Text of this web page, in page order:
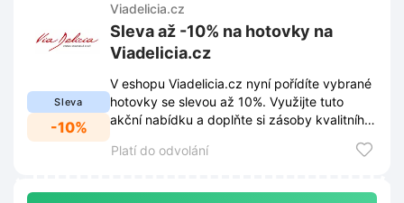
Sleva
-10%
Viadelicia.cz
Sleva až -10% na hotovky na
Viadelicia.cz
V eshopu Viadelicia.cz nyní pořídíte vybrané
hotovky se slevou až 10%. Využijte tuto
akční nabídku a doplňte si zásoby kvalitního
Platí do odvolání